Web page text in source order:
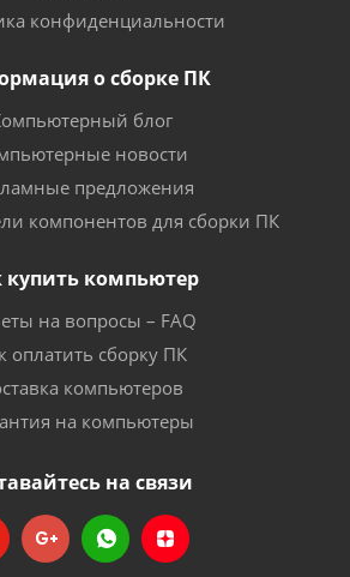
конфиденциальности
о сборке ПК
блог
новости
предложения
компонентов для сборки ПК
купить компьютер
на вопросы – FAQ
оплатить сборку ПК
компьютеров
на компьютеры
на связи